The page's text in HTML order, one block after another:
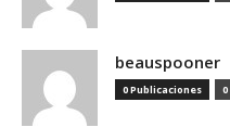
beauspooner
0 Publicaciones 0